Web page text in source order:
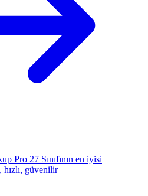
Pro 27 Sınıfının en iyisi
hızlı, güvenilir